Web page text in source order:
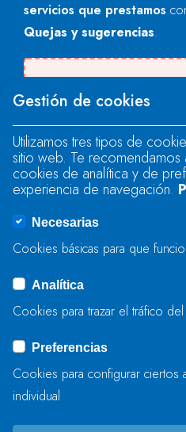
servicios que prestamos
Quejas y sugerencias.
"text".
Se produjo un error
"text".
Se produjo un error
ENVIAR
Gestión de cookies
Utilizamos tres tipos de
sitio web. Te recomendamos
cookies de analítica y de
experiencia de navegación.
Necesarias
Cookies básicas para que
Analítica
Cookies para trazar el tráfico
Preferencias
Cookies para configurar
individual